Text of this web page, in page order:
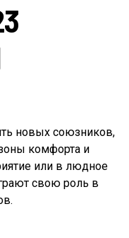
новых союзников,
комфорта и
или в людное
свою роль в